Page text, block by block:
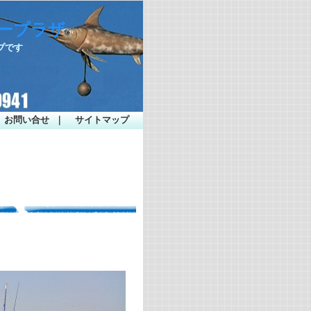
プラザ
です
お問い合せ サイトマップ